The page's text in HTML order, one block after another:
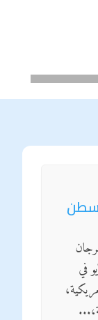
انطلق خلال 30أبريل-7مايو في